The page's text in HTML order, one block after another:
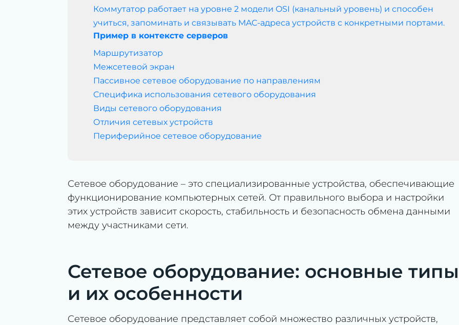
Коммутатор работает на уровне 2 модели OSI (канальный уровень) и способен
учиться, запоминать и связывать MAC-адреса устройств с конкретными портами.
Пример в контексте серверов
Маршрутизатор
Межсетевой экран
Пассивное сетевое оборудование по направлениям
Специфика использования сетевого оборудования
Виды сетевого оборудования
Отличия сетевых устройств
Периферийное сетевое оборудование
Сетевое оборудование – это специализированные устройства, обеспечивающие
функционирование компьютерных сетей. От правильного выбора и настройки
этих устройств зависит скорость, стабильность и безопасность обмена данными
между участниками сети.
Сетевое оборудование: основные типы
и их особенности
Сетевое оборудование представляет собой множество различных устройств,